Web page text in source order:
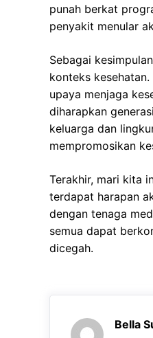
punah berkat
penyakit menular
Sebagai
konteks
upaya menjaga
diharapkan
keluarga dan
mempromosikan
Terakhir, mari kita
terdapat harapan
dengan tenaga
semua dapat
dicegah.
Bella